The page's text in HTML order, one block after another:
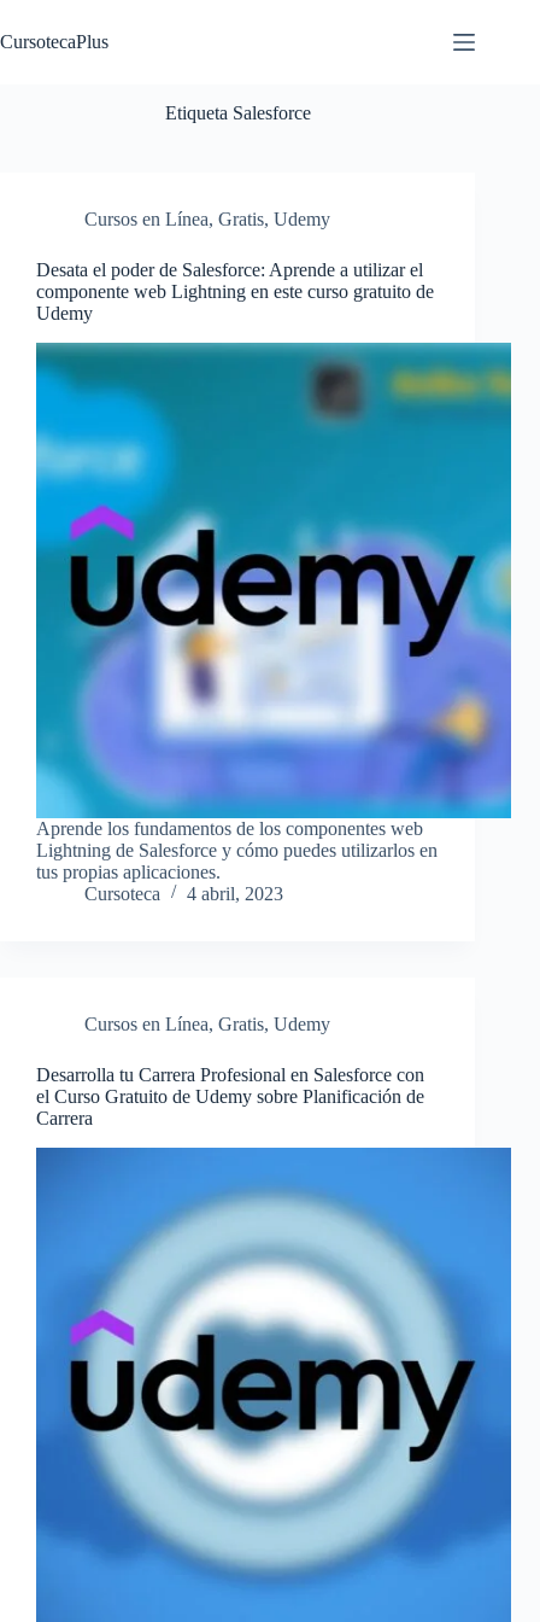
al
contenido
CursotecaPlus
Etiqueta Salesforce
Cursos en Línea, Gratis, Udemy
Desata el poder de Salesforce: Aprende a utilizar el
componente web Lightning en este curso gratuito de
Udemy
Aprende los fundamentos de los componentes web
Lightning de Salesforce y cómo puedes utilizarlos en
tus propias aplicaciones.
Cursoteca
4 abril, 2023
Cursos en Línea, Gratis, Udemy
Desarrolla tu Carrera Profesional en Salesforce con
el Curso Gratuito de Udemy sobre Planificación de
Carrera